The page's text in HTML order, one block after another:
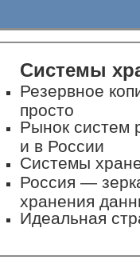
Системы
Резервное
просто
Рынок систем
и в России
Системы
Россия —
хранения
Идеальная